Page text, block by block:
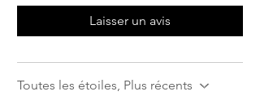
Laisser un avis
Toutes les étoiles, Plus récents